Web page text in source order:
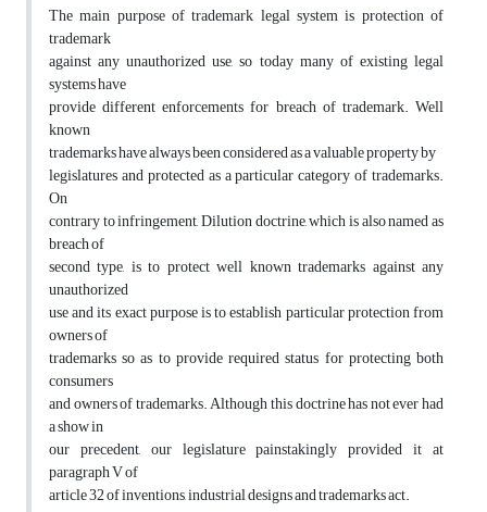
The main purpose of trademark legal system is protection of
trademark
against any unauthorized use, so today many of existing legal
systems have
provide different enforcements for breach of trademark. Well
known
trademarks have always been considered as a valuable property by
legislatures and protected as a particular category of trademarks.
On
contrary to infringement, Dilution doctrine, which is also named as
breach of
second type, is to protect well known trademarks against any
unauthorized
use and its exact purpose is to establish particular protection from
owners of
trademarks so as to provide required status for protecting both
consumers
and owners of trademarks. Although this doctrine has not ever had
a show in
our precedent, our legislature painstakingly provided it at
paragraph V of
article 32 of inventions, industrial designs and trademarks act.